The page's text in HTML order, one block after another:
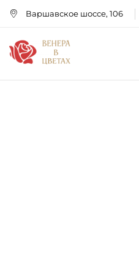
Варшавское шоссе, 106